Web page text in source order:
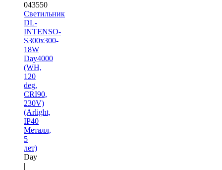
043550
Светильник
DL-
INTENSO-
S300x300-
18W
Day4000
(WH,
120
deg,
CRI90,
230V)
(Arlight,
IP40
Металл,
5
лет)
Day
|